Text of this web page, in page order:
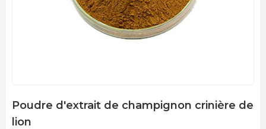
Poudre d'extrait de champignon crinière de
lion